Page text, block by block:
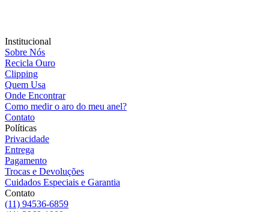
Institucional
Sobre Nós
Recicla Ouro
Clipping
Quem Usa
Onde Encontrar
Como medir o aro do meu anel?
Contato
Políticas
Privacidade
Entrega
Pagamento
Trocas e Devoluções
Cuidados Especiais e Garantia
Contato
(11) 94536-6859